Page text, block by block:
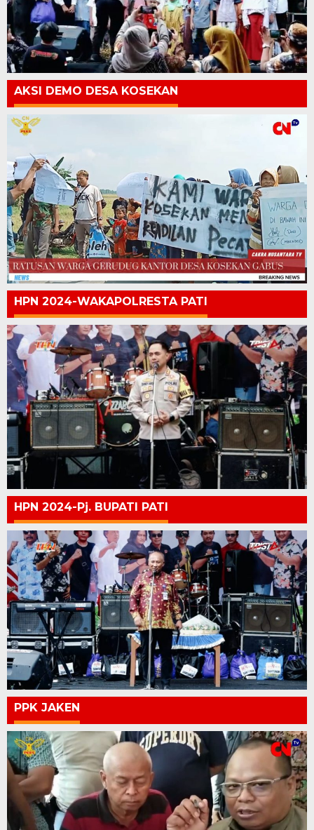
AKSI DEMO DESA KOSEKAN
HPN 2024-WAKAPOLRESTA PATI
HPN 2024-Pj. BUPATI PATI
PPK JAKEN